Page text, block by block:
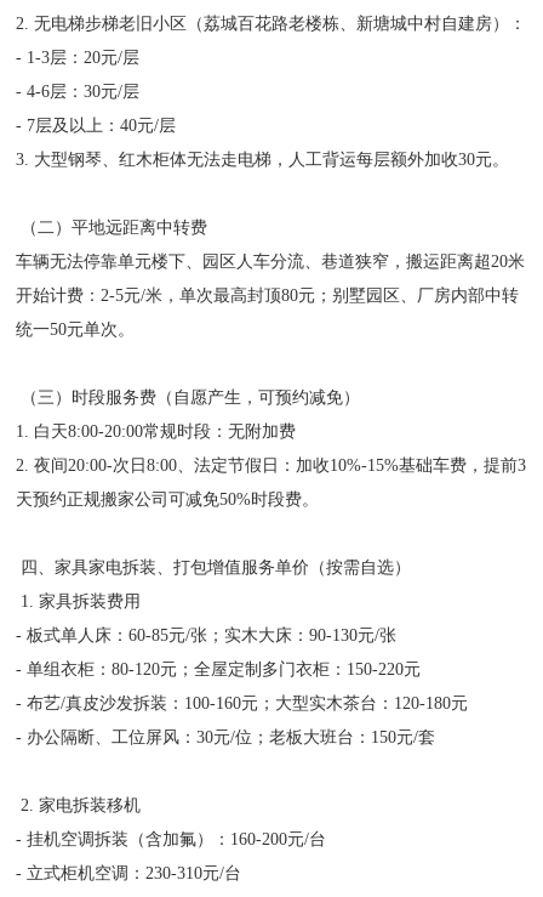
2. 无电梯步梯老旧小区（荔城百花路老楼栋、新塘城中村自建房）：
- 1-3层：20元/层
- 4-6层：30元/层
- 7层及以上：40元/层
3. 大型钢琴、红木柜体无法走电梯，人工背运每层额外加收30元。
（二）平地远距离中转费
车辆无法停靠单元楼下、园区人车分流、巷道狭窄，搬运距离超20米
开始计费：2-5元/米，单次最高封顶80元；别墅园区、厂房内部中转
统一50元单次。
（三）时段服务费（自愿产生，可预约减免）
1. 白天8:00-20:00常规时段：无附加费
2. 夜间20:00-次日8:00、法定节假日：加收10%-15%基础车费，提前3
天预约正规搬家公司可减免50%时段费。
四、家具家电拆装、打包增值服务单价（按需自选）
1. 家具拆装费用
- 板式单人床：60-85元/张；实木大床：90-130元/张
- 单组衣柜：80-120元；全屋定制多门衣柜：150-220元
- 布艺/真皮沙发拆装：100-160元；大型实木茶台：120-180元
- 办公隔断、工位屏风：30元/位；老板大班台：150元/套
2. 家电拆装移机
- 挂机空调拆装（含加氟）：160-200元/台
- 立式柜机空调：230-310元/台